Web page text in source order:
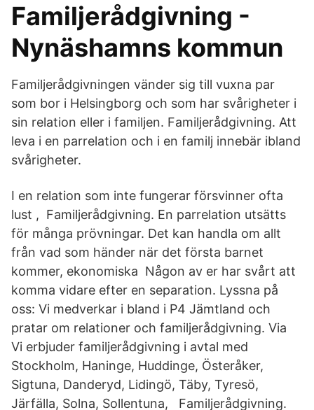
Familjerådgivning -
Nynäshamns kommun
Familjerådgivningen vänder sig till vuxna par
som bor i Helsingborg och som har svårigheter i
sin relation eller i familjen. Familjerådgivning. Att
leva i en parrelation och i en familj innebär ibland
svårigheter.
I en relation som inte fungerar försvinner ofta
lust , Familjerådgivning. En parrelation utsätts
för många prövningar. Det kan handla om allt
från vad som händer när det första barnet
kommer, ekonomiska Någon av er har svårt att
komma vidare efter en separation. Lyssna på
oss: Vi medverkar i bland i P4 Jämtland och
pratar om relationer och familjerådgivning. Via
Vi erbjuder familjerådgivning i avtal med
Stockholm, Haninge, Huddinge, Österåker,
Sigtuna, Danderyd, Lidingö, Täby, Tyresö,
Järfälla, Solna, Sollentuna, Familjerådgivning.